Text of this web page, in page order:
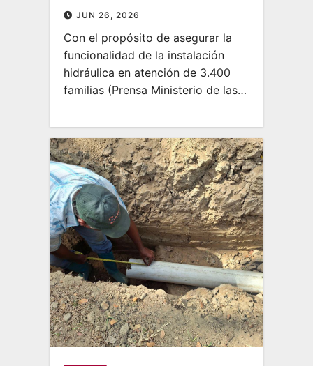
JUN 26, 2026
Con el propósito de asegurar la
funcionalidad de la instalación
hidráulica en atención de 3.400
familias (Prensa Ministerio de las…